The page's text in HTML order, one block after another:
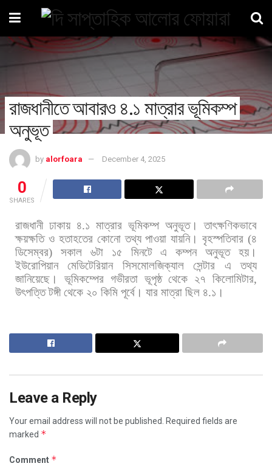
রাজধানীতে আবারও ৪.১ মাত্রার ভূমিকম্প
অনুভূত
by alorfoara December 4, 2025
0
SHARES
রাজধানী ঢাকায় ৪.১ মাত্রার ভূমিকম্প অনুভূত।
তাৎক্ষণিকভাবে
ক্ষয়ক্ষতি ও হতাহতের কোনো তথ্য পাওয়া যায়নি। বৃহস্পতিবার (৪
ডিসেম্বর) সকাল ৬টা ১৫ মিনটে এ কম্পন অনুভূত
হয়।
ইউরোপিয়ান
মেডিটেরিয়ান সিসমোলজিক্যাল সেন্টার এ
তথ্য
জানিয়েছে।
ভূমিকম্পের গভীরতা ভূপৃষ্ঠ থেকে ২৭ কিলোমিটার,
উৎপত্তি টঙ্গী থেকে ২০ কিমি পূর্বে। যার মাত্রা ছিল ৪.১।
Leave a Reply
Your email address will not be published.
Required fields are
marked *
Comment *